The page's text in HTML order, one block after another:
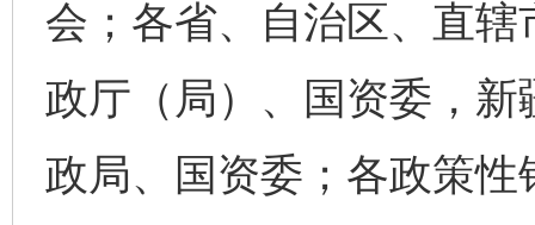
会；各省、自治区、直
政厅（局）、国资委，
政局、国资委；各政策